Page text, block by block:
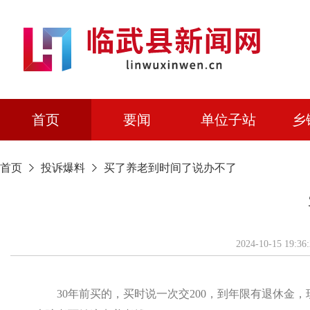
首页 要闻 单位子站
首页 投诉爆料 买了养老到时间了说办不了
2024-10-15
30年前买的，买时说一次交200，到年限有退休金